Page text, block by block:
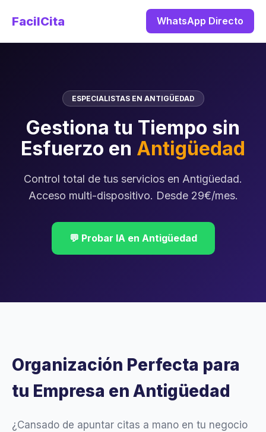
FacilCita WhatsApp Directo
ESPECIALISTAS EN ANTIGÜEDAD
Gestiona tu Tiempo sin
Esfuerzo en Antigüedad
Control total de tus servicios en Antigüedad.
Acceso multi-dispositivo. Desde 29€/mes.
💬 Probar IA en Antigüedad
Organización Perfecta para
tu Empresa en Antigüedad
¿Cansado de apuntar citas a mano en tu negocio